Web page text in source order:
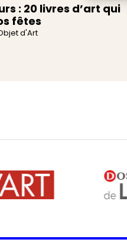
: 20 livres d’art qui
fêtes
d'Art